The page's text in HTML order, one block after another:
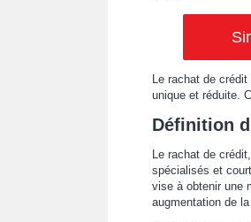
Le rachat de
unique et réduite.
Définition
Le rachat de
spécialisés et
vise à obtenir une
augmentation de